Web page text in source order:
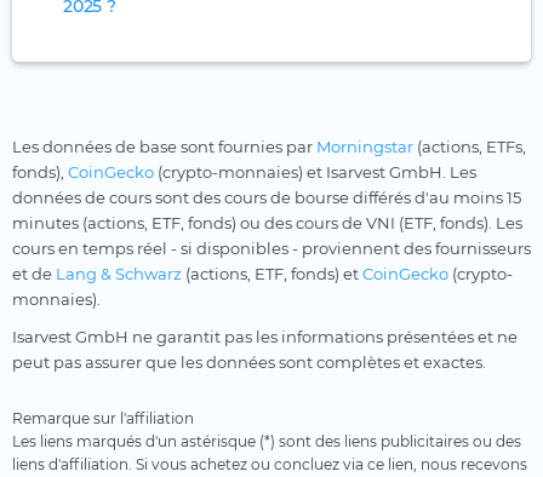
2025 ?
Les données de base sont fournies par Morningstar (actions, ETFs,
fonds), CoinGecko (crypto-monnaies) et Isarvest GmbH. Les
données de cours sont des cours de bourse différés d'au moins 15
minutes (actions, ETF, fonds) ou des cours de VNI (ETF, fonds). Les
cours en temps réel - si disponibles - proviennent des fournisseurs
et de Lang & Schwarz (actions, ETF, fonds) etCoinGecko (crypto-
monnaies).
Isarvest GmbH ne garantit pas les informations présentées et ne
peut pas assurer que les données sont complètes et exactes.
Remarque sur l'affiliation
Les liens marqués d'un astérisque (*) sont des liens publicitaires ou des
liens d'affiliation. Si vous achetez ou concluez via ce lien, nous recevons